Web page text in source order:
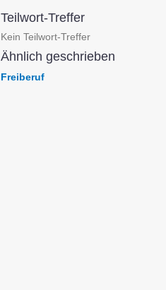
Teilwort-Treffer
Kein Teilwort-Treffer
Ähnlich geschrieben
Freiberuf